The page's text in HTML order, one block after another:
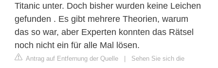
Titanic unter. Doch bisher wurden keine Leichen
gefunden . Es gibt mehrere Theorien, warum
das so war, aber Experten konnten das Rätsel
noch nicht ein für alle Mal lösen.
Antrag auf Entfernung der Quelle | Sehen Sie sich die